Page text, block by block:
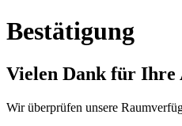
Bestätigung
Vielen Dank für Ihre
Wir überprüfen unsere